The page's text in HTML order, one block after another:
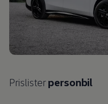
Prislisterpersonbil